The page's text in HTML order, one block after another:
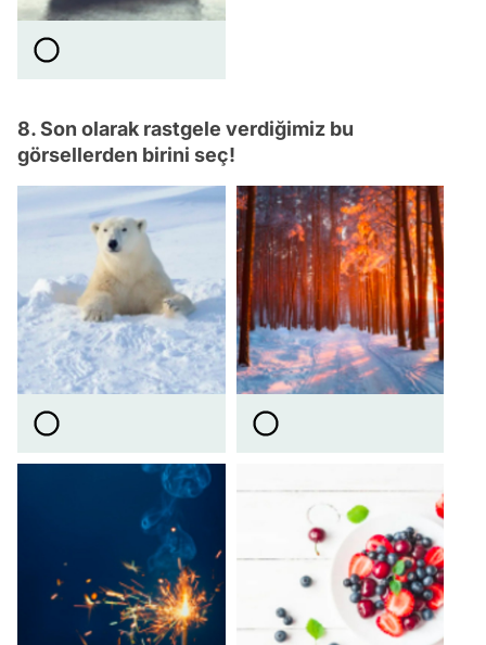
8. Son olarak rastgele verdiğimiz bu
görsellerden birini seç!